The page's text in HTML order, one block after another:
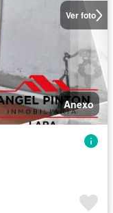
Ver foto
Anexo